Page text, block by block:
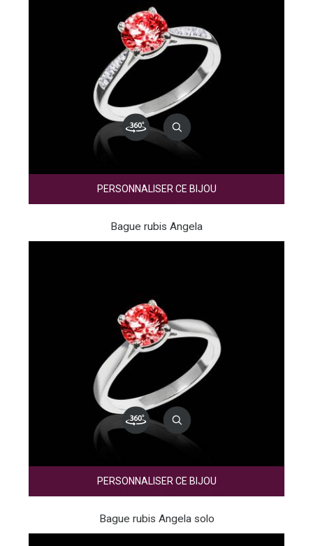
PERSONNALISER CE BIJOU
Bague rubis Angela
PERSONNALISER CE BIJOU
Bague rubis Angela solo